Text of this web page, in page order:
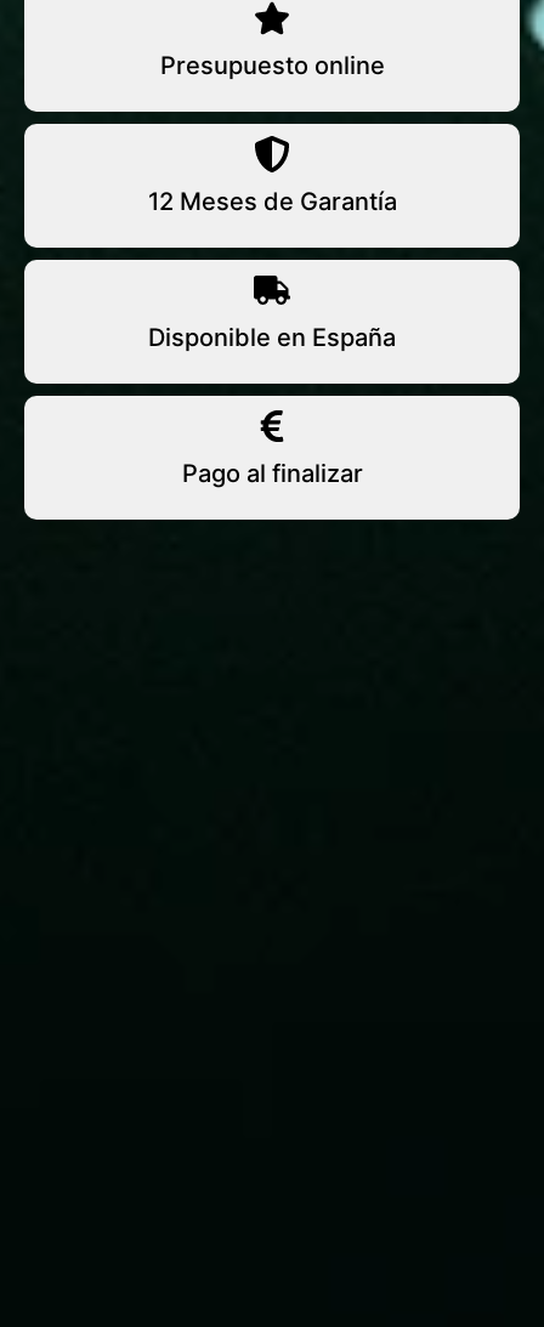
Presupuesto online
12 Meses de Garantía
Disponible en España
Pago al finalizar